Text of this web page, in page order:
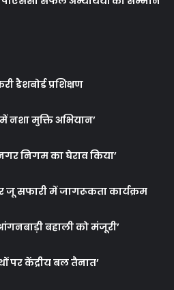
डैशबोर्ड प्रशिक्षण
मुक्ति अभियान’
निगम का घेराव किया’
जू सफारी में जागरूकता कार्यक्रम
बहाली को मंजूरी’
पर केंद्रीय बल तैनात’